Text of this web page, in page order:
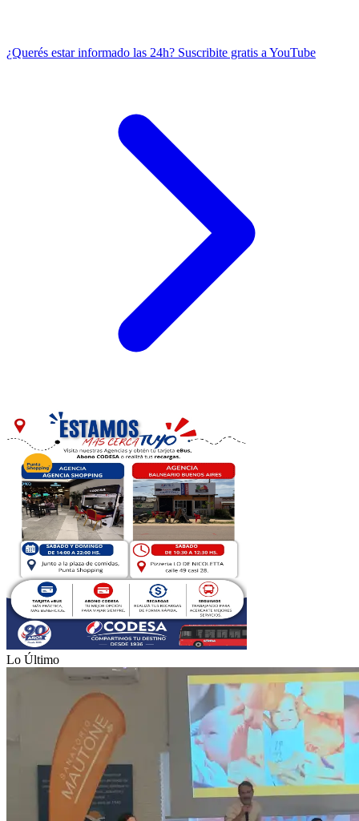
¿Querés estar informado las 24h? Suscribite gratis a YouTube
Lo Último